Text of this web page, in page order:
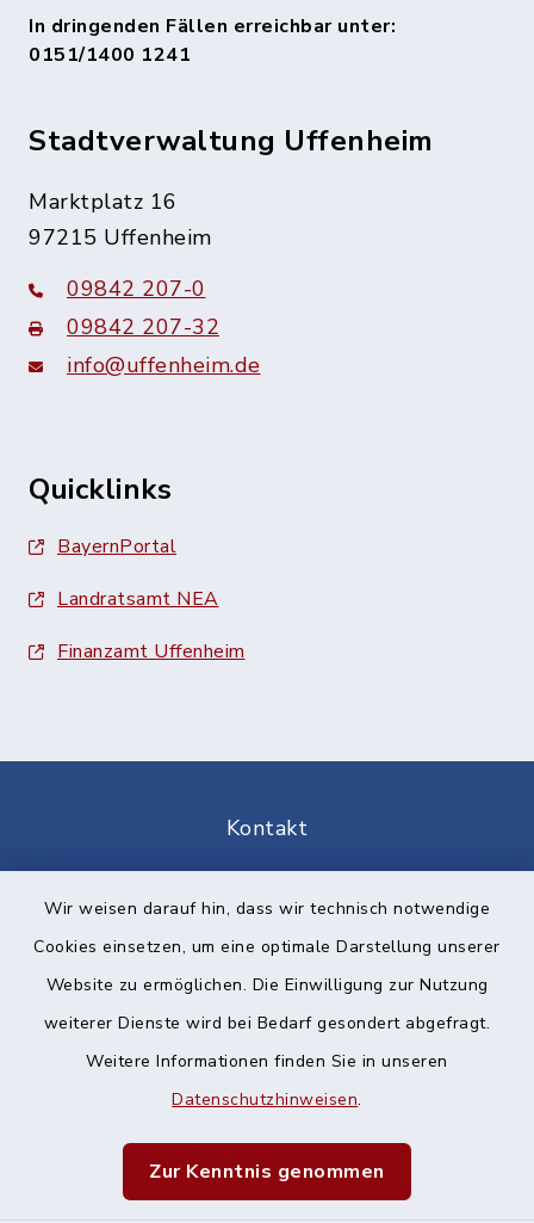
Wir weisen darauf hin, dass wir technisch notwendige
Cookies einsetzen, um eine optimale Darstellung unserer
Website zu ermöglichen. Die Einwilligung zur Nutzung
weiterer Dienste wird bei Bedarf gesondert abgefragt.
Weitere Informationen finden Sie in unseren
Datenschutzhinweisen.
Zur Kenntnis genommen
In dringenden Fällen erreichbar unter:
0151/1400 1241
Stadtverwaltung Uffenheim
Marktplatz 16
97215 Uffenheim
09842 207-0
09842 207-32
info@uffenheim.de
Quicklinks
BayernPortal
Landratsamt NEA
Finanzamt Uffenheim
Kontakt
Datenschutz
Impressum
Sitemap
Cookie-Einstellungen